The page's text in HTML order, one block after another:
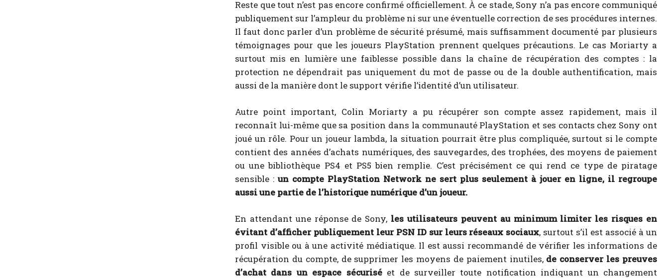
Reste que tout n’est pas encore confirmé officiellement. À ce stade, Sony n’a pas encore communiqué
publiquement sur l’ampleur du problème ni sur une éventuelle correction de ses procédures internes.
Il faut donc parler d’un problème de sécurité présumé, mais suffisamment documenté par plusieurs
témoignages pour que les joueurs PlayStation prennent quelques précautions. Le cas Moriarty a
surtout mis en lumière une faiblesse possible dans la chaîne de récupération des comptes : la
protection ne dépendrait pas uniquement du mot de passe ou de la double authentification, mais
aussi de la manière dont le support vérifie l’identité d’un utilisateur.
Autre point important, Colin Moriarty a pu récupérer son compte assez rapidement, mais il
reconnaît lui-même que sa position dans la communauté PlayStation et ses contacts chez Sony ont
joué un rôle. Pour un joueur lambda, la situation pourrait être plus compliquée, surtout si le compte
contient des années d’achats numériques, des sauvegardes, des trophées, des moyens de paiement
ou une bibliothèque PS4 et PS5 bien remplie. C’est précisément ce qui rend ce type de piratage
sensible : un compte PlayStation Network ne sert plus seulement à jouer en ligne, il regroupe
aussi une partie de l’historique numérique d’un joueur.
En attendant une réponse de Sony, les utilisateurs peuvent au minimum limiter les risques en
évitant d’afficher publiquement leur PSN ID sur leurs réseaux sociaux, surtout s’il est associé à un
profil visible ou à une activité médiatique. Il est aussi recommandé de vérifier les informations de
récupération du compte, de supprimer les moyens de paiement inutiles, de conserver les preuves
d’achat dans un espace sécuriséet de surveiller toute notification indiquant un changement